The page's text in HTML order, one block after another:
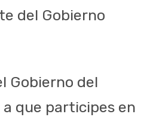
del Gobierno
Gobierno del
que participes en